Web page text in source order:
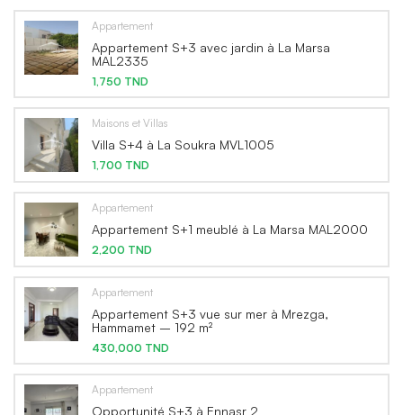
Appartement
Appartement S+3 avec jardin à La Marsa
MAL2335
1,750 TND
Maisons et Villas
Villa S+4 à La Soukra MVL1005
1,700 TND
Appartement
Appartement S+1 meublé à La Marsa MAL2000
2,200 TND
Appartement
Appartement S+3 vue sur mer à Mrezga,
Hammamet – 192 m²
430,000 TND
Appartement
Opportunité S+3 à Ennasr 2